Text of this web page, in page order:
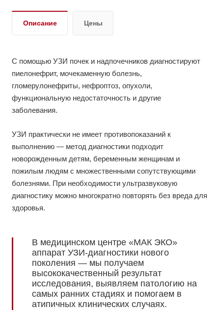
Описание Цены
С помощью УЗИ почек и надпочечников диагностируют
пиелонефрит, мочекаменную болезнь,
гломерулонефриты, нефроптоз, опухоли,
функциональную недостаточность и другие
заболевания.
УЗИ практически не имеет противопоказаний к
выполнению — метод диагностики подходит
новорожденным детям, беременным женщинам и
пожилым людям с множественными сопутствующими
болезнями. При необходимости ультразвуковую
диагностику можно многократно повторять без вреда для
здоровья.
В медицинском центре «МАК ЭКО»
аппарат УЗИ-диагностики нового
поколения — мы получаем
высококачественный результат
исследования, выявляем патологию на
самых ранних стадиях и помогаем в
атипичных клинических случаях.